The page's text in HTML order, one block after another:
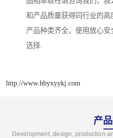
和产品质量获得同行业的高
产品种类齐全，使用放心
选择.
http://www.hbyxyykj.com
产
Development, design, production